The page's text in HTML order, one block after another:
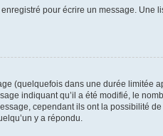
pour écrire un message. Une
(quelquefois dans une durée limitée
indiquant qu’il a été modifié, le
cependant ils ont la possibilité
y a répondu.